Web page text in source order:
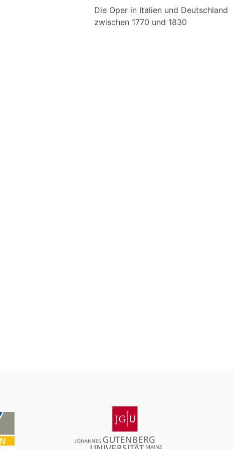
Die Oper in Italien und Deutschland
zwischen 1770 und 1830